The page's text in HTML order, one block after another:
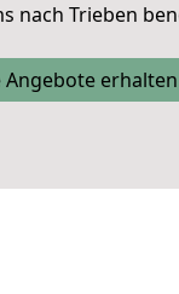
nach Trieben
Angebote erhalten